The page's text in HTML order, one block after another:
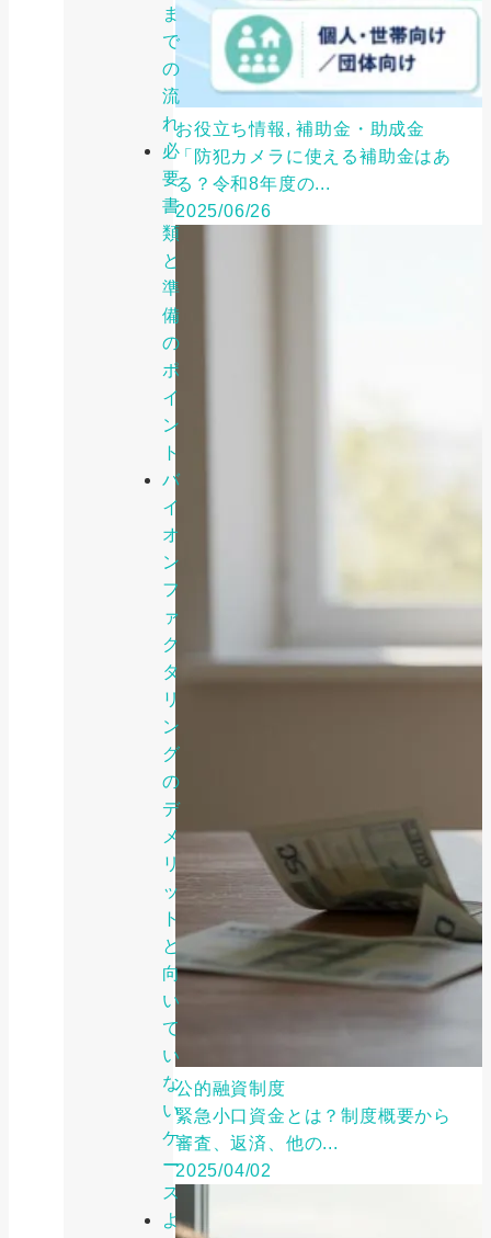
ま
で
の
流
れ
必
要
書
類
と
準
備
の
ポ
イ
ン
ト
バ
イ
オ
ン
フ
ァ
ク
タ
リ
ン
グ
の
デ
メ
リ
ッ
ト
と
向
い
て
い
な
い
ケ
ー
ス
よ
お役立ち情報, 補助金・助成金
「防犯カメラに使える補助金はあ
る？令和8年度の...
2025/06/26
公的融資制度
緊急小口資金とは？制度概要から
審査、返済、他の...
2025/04/02